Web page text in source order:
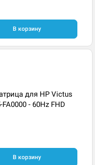
В корзину
для HP Victus
FA0000 - 60Hz FHD
В корзину